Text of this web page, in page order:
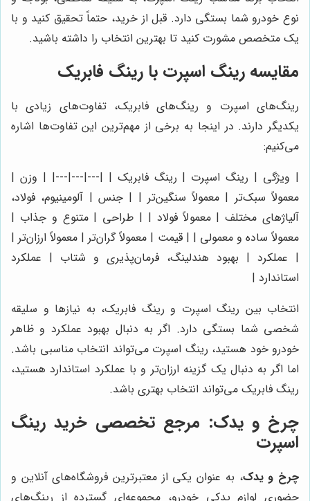
نوع خودرو شما بستگی دارد. قبل از خرید، حتماً تحقیق کنید و با
یک متخصص مشورت کنید تا بهترین انتخاب را داشته باشید.
مقایسه رینگ اسپرت با رینگ فابریک
رینگ‌های اسپرت و رینگ‌های فابریک، تفاوت‌های زیادی با
یکدیگر دارند. در اینجا به برخی از مهم‌ترین این تفاوت‌ها اشاره
می‌کنیم:
| ویژگی | رینگ اسپرت | رینگ فابریک | |---|---|---| | وزن |
معمولاً سبک‌تر | معمولاً سنگین‌تر | | جنس | آلومینیوم، فولاد،
آلیاژهای مختلف | معمولاً فولاد | | طراحی | متنوع و جذاب |
معمولاً ساده و معمولی | | قیمت | معمولاً گران‌تر | معمولاً ارزان‌تر |
| عملکرد | بهبود هندلینگ، فرمان‌پذیری و شتاب | عملکرد
استاندارد |
انتخاب بین رینگ اسپرت و رینگ فابریک، به نیازها و سلیقه
شخصی شما بستگی دارد. اگر به دنبال بهبود عملکرد و ظاهر
خودرو خود هستید، رینگ اسپرت می‌تواند انتخاب مناسبی باشد.
اما اگر به دنبال یک گزینه ارزان‌تر و با عملکرد استاندارد هستید،
رینگ فابریک می‌تواند انتخاب بهتری باشد.
چرخ و یدک: مرجع تخصصی خرید رینگ
اسپرت
چرخ و یدک، به عنوان یکی از معتبرترین فروشگاه‌های آنلاین و
حضوری لوازم یدکی خودرو، مجموعه‌ای گسترده از رینگ‌های